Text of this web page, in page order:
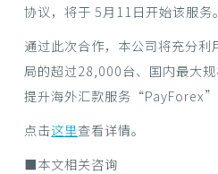
协议，将于 5月11日开始该服务。
通过此次合作，本公司将充分
局的超过28,000台、国内最大
提升海外汇款服务“PayForex”
点击这里查看详情。
■本文相关咨询